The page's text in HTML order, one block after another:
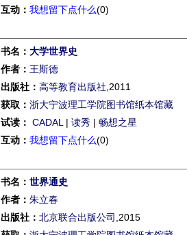
互动： 我想留下点什么(0)
书名： 大学世界史
作者： 王斯德
出版社： 高等教育出版社 ,2011
获取： 浙大宁波理工学院图书馆纸本馆藏
试读： CADAL | 读秀 | 畅想之星
互动： 我想留下点什么(0)
书名： 世界通史
作者： 朱立春
出版社： 北京联合出版公司 ,2015